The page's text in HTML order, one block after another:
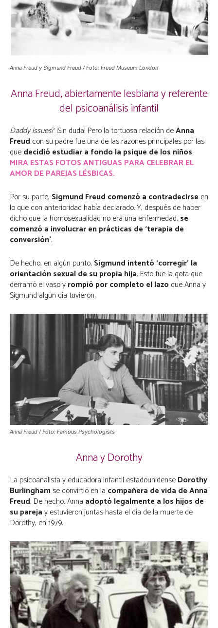
Anna Freud y Sigmund Freud / Foto: Freud Museum London
Anna Freud, abiertamente lesbiana y referente
del psicoanálisis infantil
Daddy issues? ¡Sin duda! Pero la tortuosa relación deAnna
Freud con su padre fue una de las razones principales por las
quedecidió estudiar a fondo la psique de los niños.
MIRA ESTAS FOTOS ANTIGUAS PARA CELEBRAR EL
AMOR DE PAREJAS LÉSBICAS.
Por su parte, Sigmund Freud comenzó a contradecirse en
lo que con anterioridad había declarado. Y, después de haber
dicho que la homosexualidad no era una enfermedad, se
comenzó a involucrar en prácticas de ‘terapia de
conversión’.
De hecho, en algún punto, Sigmund intentó ‘corregir’ la
orientación sexual de su propia hija. Esto fue la gota que
derramó el vaso yrompió por completo el lazo que Anna y
Sigmund algún día tuvieron.
Anna Freud / Foto: Famous Psychologists
Anna y Dorothy
La psicoanalista y educadora infantil estadounidenseDorothy
Burlinghamse convirtió en la compañera de vida de Anna
Freud. De hecho, Anna adoptó legalmente a los hijos de
su parejay estuvieron juntas hasta el día de la muerte de
Dorothy, en 1979.